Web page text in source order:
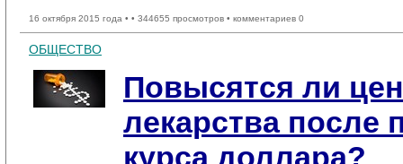
16 октября 2015 года • • 344655 просмотров • комментариев 0
ОБЩЕСТВО
Повысятся ли
лекарства после
курса доллара?